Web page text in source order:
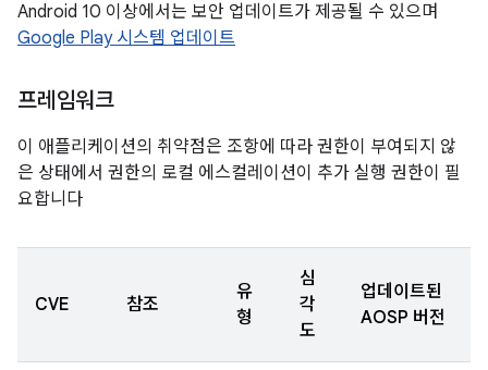
Android 10 이상에서는 보안 업데이트가 제공될 수 있으며
Google Play 시스템 업데이트
프레임워크
이 애플리케이션의 취약점은 조항에 따라 권한이 부여되지 않
은 상태에서 권한의 로컬 에스컬레이션이 추가 실행 권한이 필
요합니다
CVE 참조
유
형
심
각
도
업데이트된
AOSP 버전